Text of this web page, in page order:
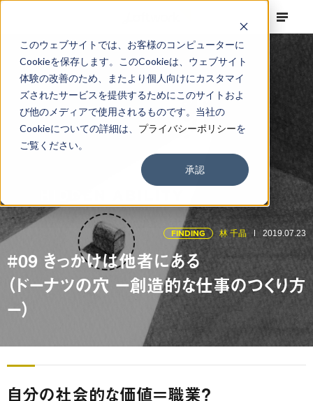
このウェブサイトでは、お客様のコンピューターに
Cookieを保存します。このCookieは、ウェブサイト
体験の改善のため、またより個人向けにカスタマイ
ズされたサービスを提供するためにこのサイトおよ
び他のメディアで使用されるものです。当社の
Cookieについての詳細は、 プライバシーポリシーを
ご覧ください。
承認
FINDING 林 千晶 2019.07.23
#09 きっかけは他者にある
（ドーナツの穴 ー創造的な仕事のつくり方
ー）
自分の社会的な価値＝職業？